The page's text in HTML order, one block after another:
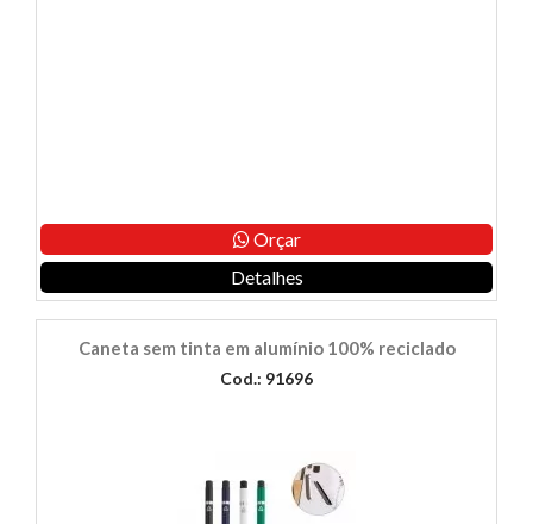
Orçar
Detalhes
Caneta sem tinta em alumínio 100% reciclado
Cod.: 91696